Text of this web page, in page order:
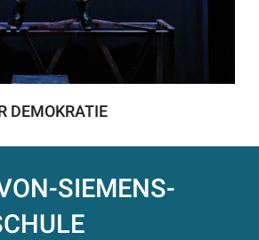
DEMOKRATIE
SIEMENS-